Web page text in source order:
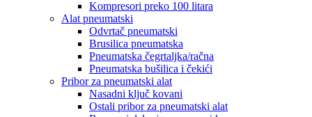
Kompresori preko 100 litara
Alat pneumatski
Odvrtač pneumatski
Brusilica pneumatska
Pneumatska čegrtaljka/račna
Pneumatska bušilica i čekići
Pribor za pneumatski alat
Nasadni ključ kovani
Ostali pribor za pneumatski alat